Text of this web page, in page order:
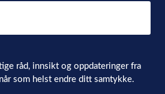
råd, innsikt og oppdateringer fra
som helst endre ditt samtykke.